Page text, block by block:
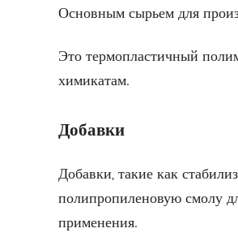
Основным сырьем для
Это термопластичный
химикатам.
Добавки
Добавки, такие как
полипропиленовую смолу
применения.